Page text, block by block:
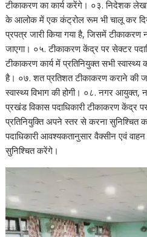
टीकाकरण का कार्य करेंगे। ०३. निदेशक
के आलोक में एक कंट्रोल रूम भी चालू कर
प्रपत्र जारी किया गया है, जिसमें टीकाकरण
जाएगा। ०५. टीकाकरण केंद्र पर सेक्टर
टीकाकरण कार्य में प्रतिनियुक्त सभी स्वास्थ्य
है। ०७. शत प्रतिशत टीकाकरण कराने की
स्वास्थ्य विभाग की होगी। ०८. नगर आयुक्त,
प्रखंड विकास पदाधिकारी टीकाकरण केंद्र
प्रतिनियुक्ति अपने स्तर से करना सुनिश्चित
पदाधिकारी आवश्यकतानुसार वैक्सीन एवं
सुनिश्चित करेंगे।